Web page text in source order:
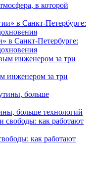
в которой
в Санкт-Петербурге:
инженером за три
больше технологий
как работают